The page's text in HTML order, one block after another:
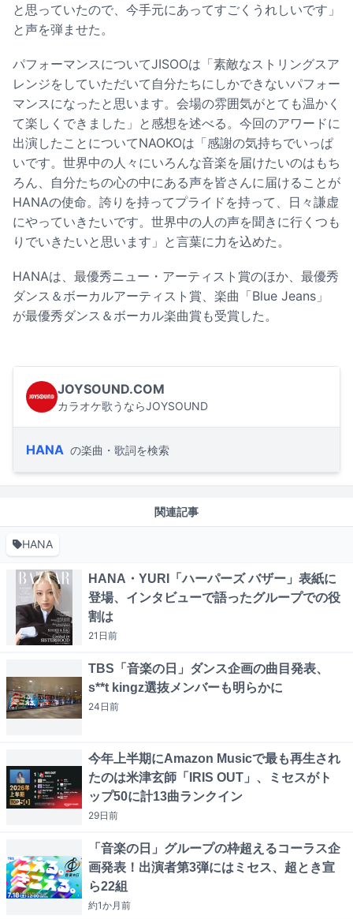
と思っていたので、今手元にあってすごくうれしいです」
と声を弾ませた。
パフォーマンスについてJISOOは「素敵なストリングスア
レンジをしていただいて自分たちにしかできないパフォー
マンスになったと思います。会場の雰囲気がとても温かく
て楽しくできました」と感想を述べる。今回のアワードに
出演したことについてNAOKOは「感謝の気持ちでいっぱ
いです。世界中の人々にいろんな音楽を届けたいのはもち
ろん、自分たちの心の中にある声を皆さんに届けることが
HANAの使命。誇りを持ってプライドを持って、日々謙虚
にやっていきたいです。世界中の人の声を聞きに行くつも
りでいきたいと思います」と言葉に力を込めた。
HANAは、最優秀ニュー・アーティスト賞のほか、最優秀
ダンス＆ボーカルアーティスト賞、楽曲「Blue Jeans」
が最優秀ダンス＆ボーカル楽曲賞も受賞した。
JOYSOUND.COM
カラオケ歌うならJOYSOUND
HANA の楽曲・歌詞を検索
関連記事
HANA
HANA・YURI「ハーパーズ バザー」表紙に
登場、インタビューで語ったグループでの役
割は
21日前
TBS「音楽の日」ダンス企画の曲目発表、
s**t kingz選抜メンバーも明らかに
24日前
今年上半期にAmazon Musicで最も再生され
たのは米津玄師「IRIS OUT」、ミセスがト
ップ50に計13曲ランクイン
29日前
「音楽の日」グループの枠超えるコーラス企
画発表！出演者第3弾にはミセス、超とき宣
ら22組
約1か月前